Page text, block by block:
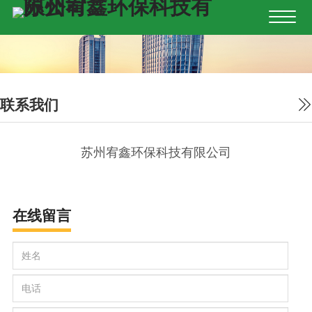
联系我们
苏州宥鑫环保科技有限公司
在线留言